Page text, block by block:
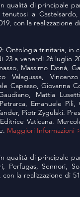
qualità di principale
a Castelsardo,
con la realizzazione
Ontologia trinitaria, in
23 a venerdì 26 luglio
Massimo Donà,
Valagussa,
Capasso, Giovanna
Mattia
Emanuele Pili,
Piotr Zygulski.
Vaticana.
Maggiori Informazioni
qualità di principale
Perfugas, Sennori,
la realizzazione di